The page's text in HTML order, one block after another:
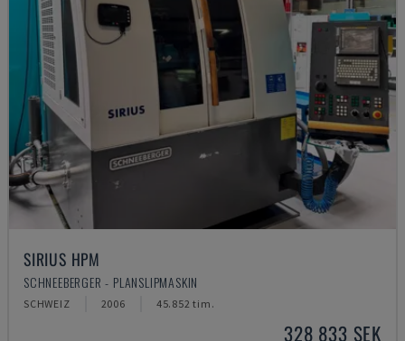
SIRIUS HPM
SCHNEEBERGER - PLANSLIPMASKIN
SCHWEIZ 2006 45.852 tim.
328 833 SEK